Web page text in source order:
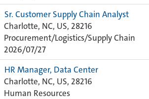
Sr. Customer Supply Chain Analyst
Charlotte, NC, US, 28216
Procurement/Logistics/Supply Chain
2026/07/27
HR Manager, Data Center
Charlotte, NC, US, 28216
Human Resources